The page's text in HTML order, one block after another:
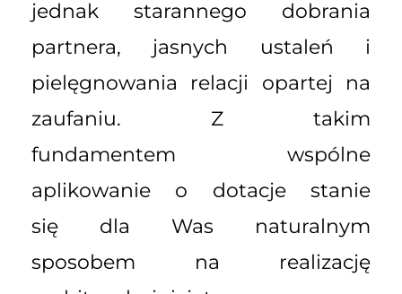
jednak starannego dobrania
partnera, jasnych ustaleń i
pielęgnowania relacji opartej na
zaufaniu. Z takim
fundamentem wspólne
aplikowanie o dotacje stanie
się dla Was naturalnym
sposobem na realizację